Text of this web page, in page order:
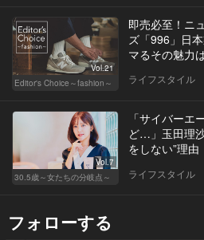
Vol.21
Editor's Choice～fashion～
即売必至！ニ
ズ「996」日
マるその魅力
ライフスタイル
Vol.7
30.5歳～女たちの分岐点～
「サイバーエ
ど…」玉田理
をしない”理由
ライフスタイル
フォローする